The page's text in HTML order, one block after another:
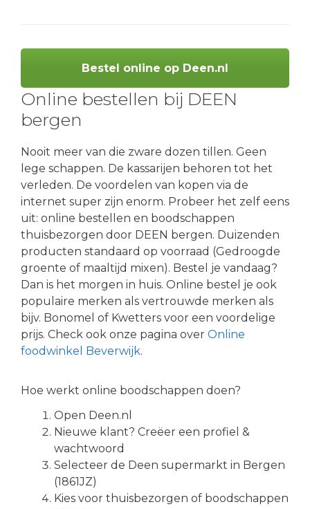
Bestel online op Deen.nl
Online bestellen bij DEEN
bergen
Nooit meer van die zware dozen tillen. Geen
lege schappen. De kassarijen behoren tot het
verleden. De voordelen van kopen via de
internet super zijn enorm. Probeer het zelf eens
uit: online bestellen en boodschappen
thuisbezorgen door DEEN bergen. Duizenden
producten standaard op voorraad (Gedroogde
groente of maaltijd mixen). Bestel je vandaag?
Dan is het morgen in huis. Online bestel je ook
populaire merken als vertrouwde merken als
bijv. Bonomel of Kwetters voor een voordelige
prijs. Check ook onze pagina over Online
foodwinkel Beverwijk.
Hoe werkt online boodschappen doen?
Open Deen.nl
Nieuwe klant? Creëer een profiel &
wachtwoord
Selecteer de Deen supermarkt in Bergen
(1861JZ)
Kies voor thuisbezorgen of boodschappen